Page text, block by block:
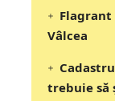
Vâlcea
trebuie să